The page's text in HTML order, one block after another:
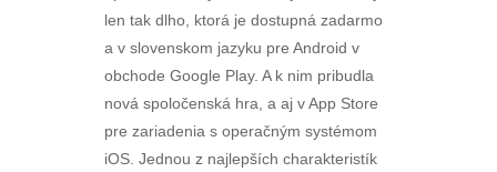
len tak dlho, ktorá je dostupná zadarmo
a v slovenskom jazyku pre Android v
obchode Google Play. A k nim pribudla
nová spoločenská hra, a aj v App Store
pre zariadenia s operačným systémom
iOS. Jednou z najlepších charakteristík